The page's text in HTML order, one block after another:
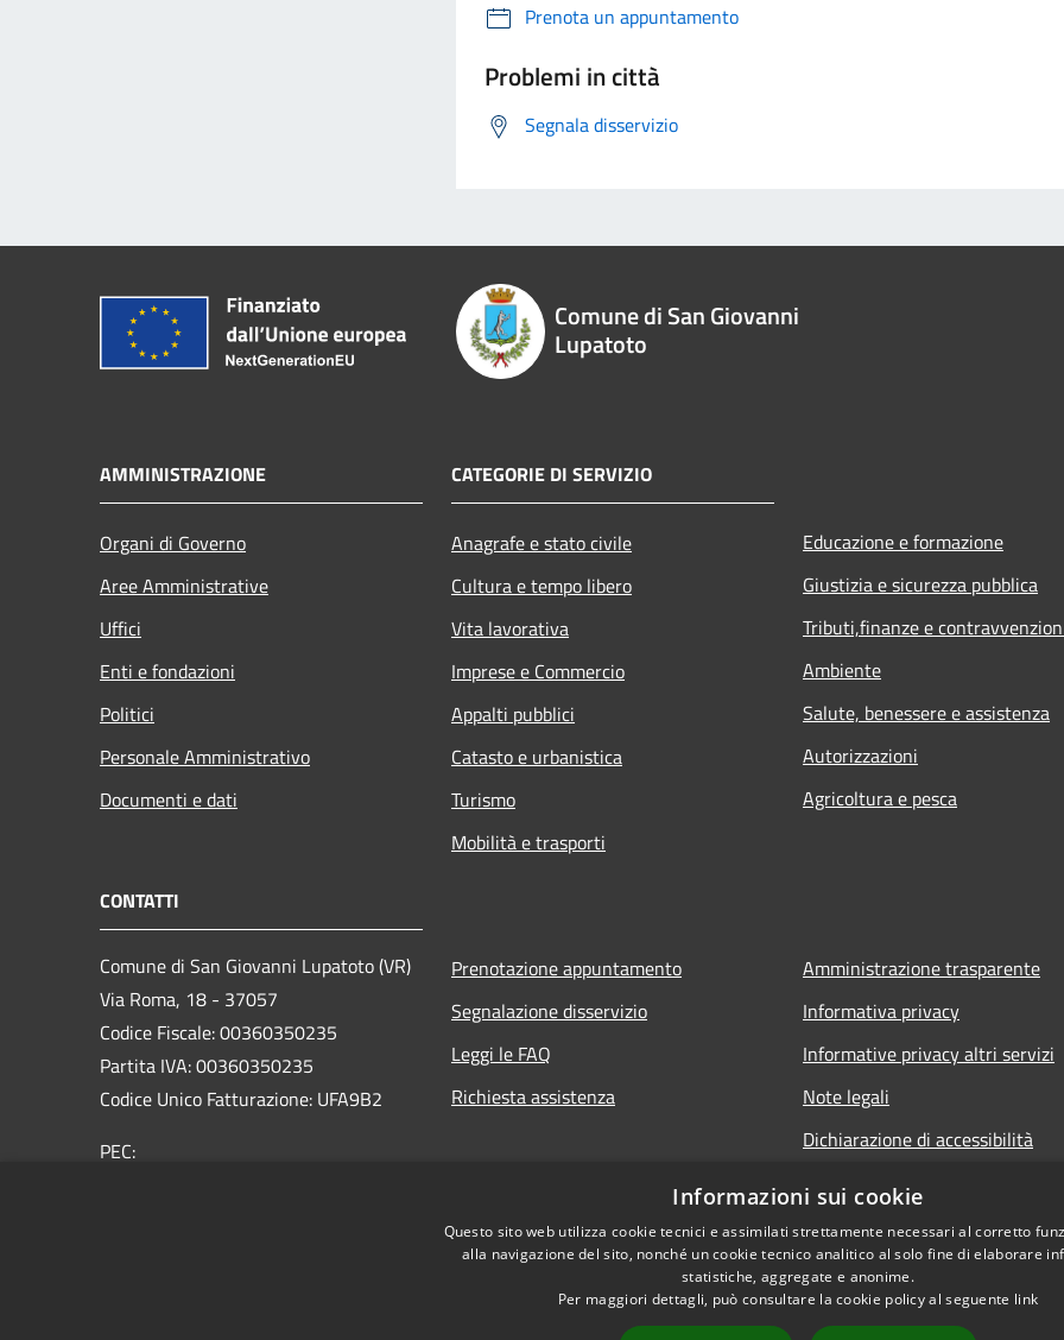
Prenota un appuntamento
Problemi in città
Segnala disservizio
Comune di San Giovanni
Lupatoto
AMMINISTRAZIONE
Organi di Governo
Aree Amministrative
Uffici
Enti e fondazioni
Politici
Personale Amministrativo
Documenti e dati
CATEGORIE DI SERVIZIO
Anagrafe e stato civile
Cultura e tempo libero
Vita lavorativa
Imprese e Commercio
Appalti pubblici
Catasto e urbanistica
Turismo
Mobilità e trasporti
Educazione e formazione
Giustizia e sicurezza pubblica
Tributi,finanze e
Ambiente
Salute, benessere e assistenza
Autorizzazioni
Agricoltura e pesca
CONTATTI
Comune di San Giovanni Lupatoto (VR)
Via Roma, 18 - 37057
Codice Fiscale: 00360350235
Partita IVA: 00360350235
Codice Unico Fatturazione: UFA9B2
PEC:
Prenotazione appuntamento
Segnalazione disservizio
Leggi le FAQ
Richiesta assistenza
Amministrazione trasparente
Informativa privacy
Informative privacy altri servizi
Note legali
Dichiarazione di accessibilità
Informazioni sui cookie
Questo sito web utilizza cookie tecnici e assimilati strettamente necessari al corretto
alla navigazione del sito, nonché un cookie tecnico analitico al solo fine di elaborare
statistiche, aggregate e anonime.
Per maggiori dettagli, può consultare la cookie policy al seguente link